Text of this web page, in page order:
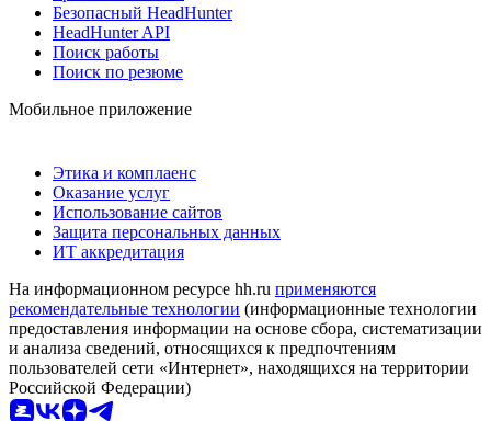
Безопасный HeadHunter
HeadHunter API
Поиск работы
Поиск по резюме
Мобильное приложение
Этика и комплаенс
Оказание услуг
Использование сайтов
Защита персональных данных
ИТ аккредитация
На информационном ресурсе hh.ru применяются
рекомендательные технологии (информационные технологии
предоставления информации на основе сбора, систематизации
и анализа сведений, относящихся к предпочтениям
пользователей сети «Интернет», находящихся на территории
Российской Федерации)